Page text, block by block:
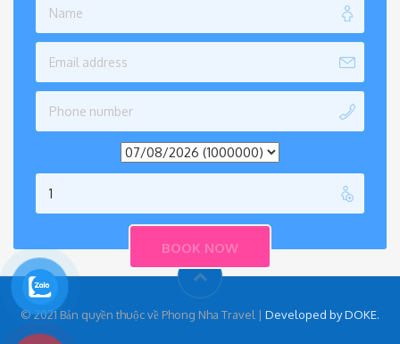
© 2021 Bản quyền thuộc về Phong Nha Travel | Developed by DOKE.